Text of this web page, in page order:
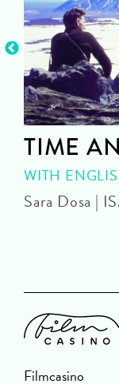
TIME
WITH
Sara Dosa |
Filmcasino